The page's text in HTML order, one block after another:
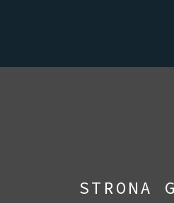
STRONA